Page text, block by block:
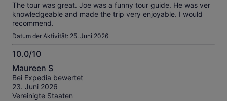
The tour was great. Joe was a funny tour guide. He was ver
knowledgeable and made the trip very enjoyable. I would
recommend.
Datum der Aktivität: 25. Juni 2026
10.0/10
10.0
von
10
Maureen S
Bei Expedia bewertet
23. Juni 2026
Vereinigte Staaten